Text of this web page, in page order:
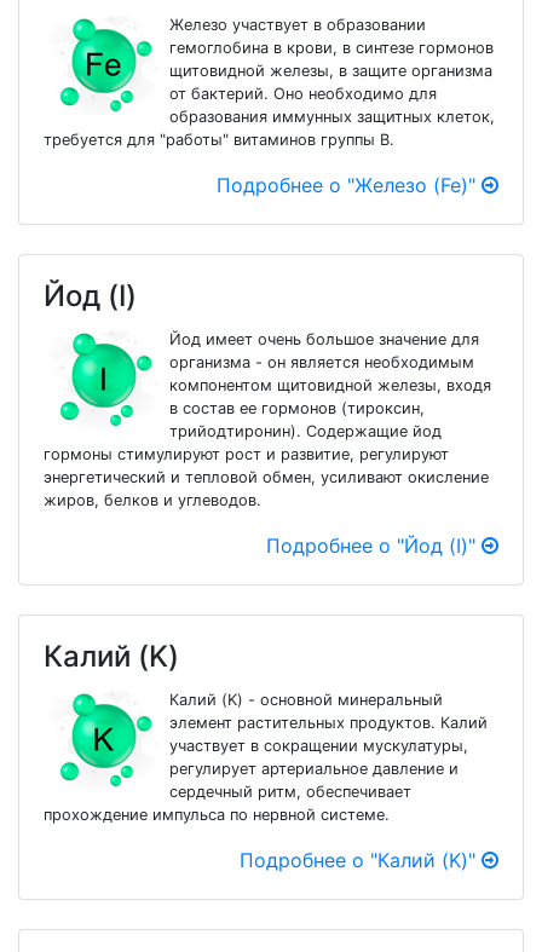
Железо участвует в образовании
гемоглобина в крови, в синтезе гормонов
щитовидной железы, в защите организма
от бактерий. Оно необходимо для
образования иммунных защитных клеток,
требуется для "работы" витаминов группы В.
Подробнее о "Железо (Fe)"
Йод (I)
Йод имеет очень большое значение для
организма - он является необходимым
компонентом щитовидной железы, входя
в состав ее гормонов (тироксин,
трийодтиронин). Содержащие йод
гормоны стимулируют рост и развитие, регулируют
энергетический и тепловой обмен, усиливают окисление
жиров, белков и углеводов.
Подробнее о "Йод (I)"
Калий (K)
Калий (K) - основной минеральный
элемент растительных продуктов. Калий
участвует в сокращении мускулатуры,
регулирует артериальное давление и
сердечный ритм, обеспечивает
прохождение импульса по нервной системе.
Подробнее о "Калий (K)"